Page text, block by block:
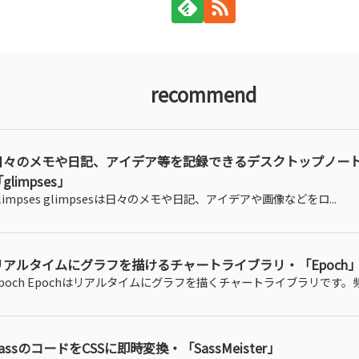
recommend
々のメモや日記、アイデア等を記録できるデスクトップノー
glimpses」
glimpsesは日々のメモや日記、アイデアや画像などをロ...
アルタイムにグラフを描けるチャートライブラリ・「Epoch」
Epochはリアルタイムにグラフを描くチャートライブラリです。
のコードをCSSに即時変換・「SassMeister」